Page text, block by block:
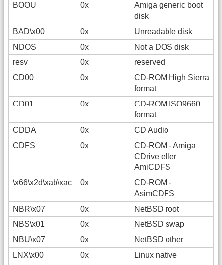
BOOU
0x
Amiga generic boot
disk
BAD\x00
0x
Unreadable disk
NDOS
0x
Not a DOS disk
resv
0x
reserved
CD00
0x
CD-ROM High Sierra
format
CD01
0x
CD-ROM ISO9660
format
CDDA
0x
CD Audio
CDFS
0x
CD-ROM - Amiga
CDrive eller
AmiCDFS
\x66\x2d\xab\xac
0x
CD-ROM -
AsimCDFS
NBR\x07
0x
NetBSD root
NBS\x01
0x
NetBSD swap
NBU\x07
0x
NetBSD other
LNX\x00
0x
Linux native